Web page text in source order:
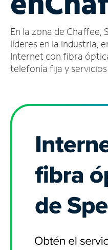
cuenta
Encuentra
una
tienda
En la zona de
líderes en la industria,
Internet con fibra
telefonía fija y